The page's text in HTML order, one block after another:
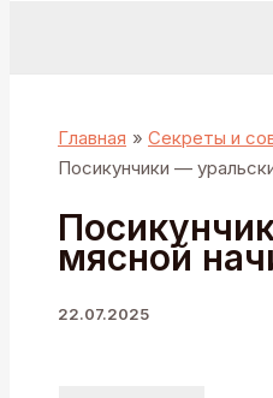
Главная
Секреты и
Посикунчики —
мясной
22.07.2025